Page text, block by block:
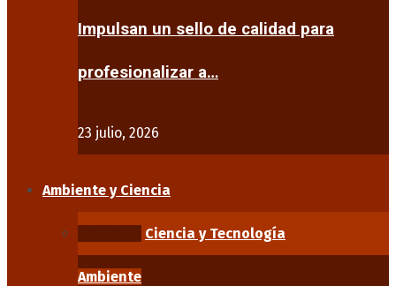
Impulsan un sello de calidad para
profesionalizar a…
23 julio, 2026
Ambiente y Ciencia
Ciencia y Tecnología
Ambiente